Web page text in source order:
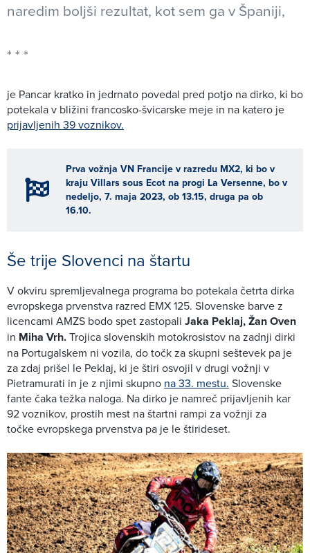
naredim boljši rezultat, kot sem ga v Španiji,
je Pancar kratko in jedrnato povedal pred potjo na dirko, ki bo
potekala v bližini francosko-švicarske meje in na katero je
prijavljenih 39 voznikov.
Prva vožnja VN Francije v razredu MX2, ki bo v
kraju Villars sous Ecot na progi La Versenne, bo v
nedeljo, 7. maja 2023, ob 13.15, druga pa ob
16.10.
Še trije Slovenci na štartu
V okviru spremljevalnega programa bo potekala četrta dirka
evropskega prvenstva razred EMX 125. Slovenske barve z
licencami AMZS bodo spet zastopali Jaka Peklaj, Žan Oven
in Miha Vrh.Trojica slovenskih motokrosistov na zadnji dirki
na Portugalskem ni vozila, do točk za skupni seštevek pa je
za zdaj prišel le Peklaj, ki je štiri osvojil v drugi vožnji v
Pietramurati in je z njimi skupno na 33. mestu. Slovenske
fante čaka težka naloga. Na dirko je namreč prijavljenih kar
92 voznikov, prostih mest na štartni rampi za vožnji za
točke evropskega prvenstva pa je le štirideset.